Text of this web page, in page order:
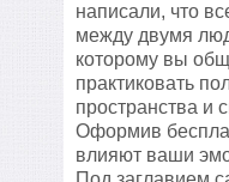
написали, что
между двумя
которому вы
практиковать
пространства и
Оформив
влияют ваши